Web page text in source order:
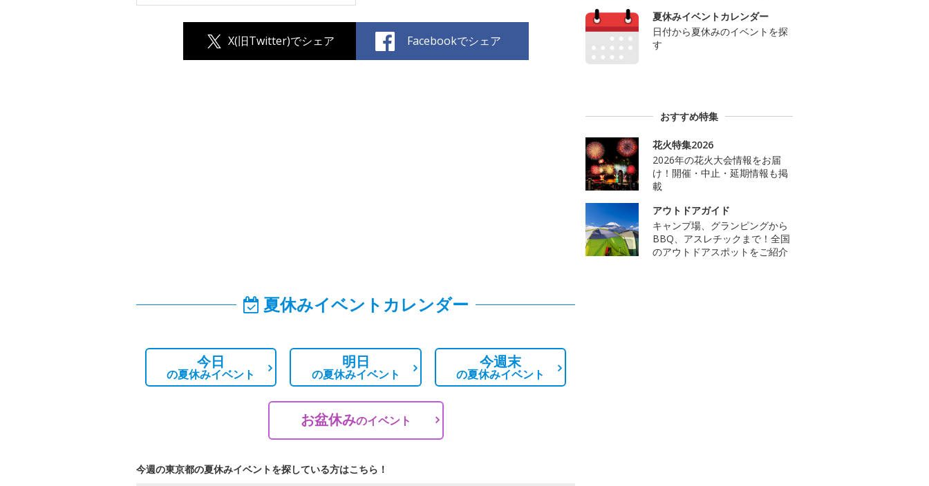
X(旧Twitter)でシェア Facebookでシェア
夏休みイベントカレンダー
今日
の夏休みイベント
明日
の夏休みイベント
今週末
の夏休みイベント
お盆休みのイベント
今週の東京都の夏休みイベントを探している方はこちら！
夏休みイベントカレンダー
日付から夏休みのイベントを探
す
おすすめ特集
花火特集2026
2026年の花火大会情報をお届
け！開催・中止・延期情報も掲
載
アウトドアガイド
キャンプ場、グランピングから
BBQ、アスレチックまで！全国
のアウトドアスポットをご紹介